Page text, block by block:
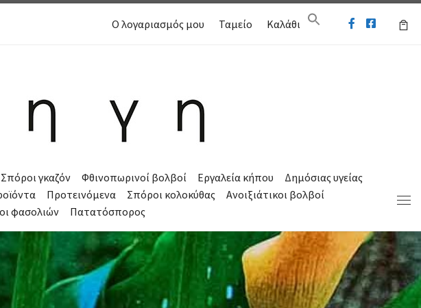
Ο λογαριασμός μου Ταμείο Καλάθι
Σπόροι γκαζόν Φθινοπωρινοί βολβοί Εργαλεία κήπου
Δημόσιας υγείας
Προτεινόμενα Σπόροι κολοκύθας
Ανοιξιάτικοι βολβοί
φασολιών Πατατόσπορος